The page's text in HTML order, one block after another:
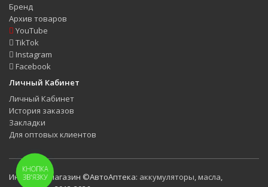
Бренд
Архив товаров
YouTube
TikTok
Instagram
Facebook
Личный Кабинет
Личный Кабинет
История заказов
Закладки
Для оптовых клиентов
Интернет-магазин ©АвтоАптека: аккумуляторы масла
КНОПКА
ЗВ'ЯЗКУ